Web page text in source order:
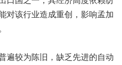
对该行业造成重创，影响孟加
遍较为陈旧，缺乏先进的自动